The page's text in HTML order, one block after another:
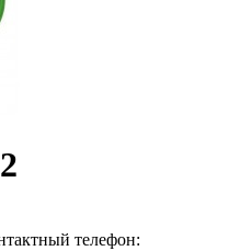
телефон: